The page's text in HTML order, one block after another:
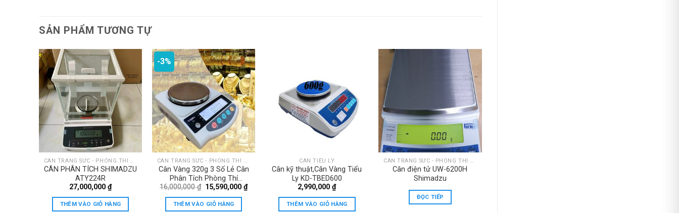
SẢN PHẨM TƯƠNG TỰ
CÂN TRANG SỨC - PHÒNG THÍ NGHIỆM
CÂN PHÂN TÍCH SHIMADZU
ATY224R
27,000,000₫
THÊM VÀO GIỎ HÀNG
-3%
CÂN TRANG SỨC - PHÒNG THÍ NGHIỆM
Cân Vàng 320g 3 Số Lẻ Cân
Phân Tích Phòng Thí
Nghiệm VIBRA SJ320CE
Bảo Hành 3 Năm
16,000,000₫ Giá
gốc
là:
16,000,000 ₫.
15,590,000₫Giá
hiện
THÊM VÀO GIỎ HÀNG
CÂN TIỂU LY
Cân kỹ thuật,Cân Vàng Tiểu
Ly KD-TBED600
2,990,000₫
THÊM VÀO GIỎ HÀNG
CÂN TRANG SỨC - PHÒNG THÍ NGHIỆM
Cân điện tử UW-6200H
Shimadzu
ĐỌC TIẾP